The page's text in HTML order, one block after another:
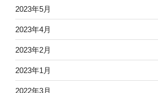
2023年5月
2023年4月
2023年2月
2023年1月
2022年3月